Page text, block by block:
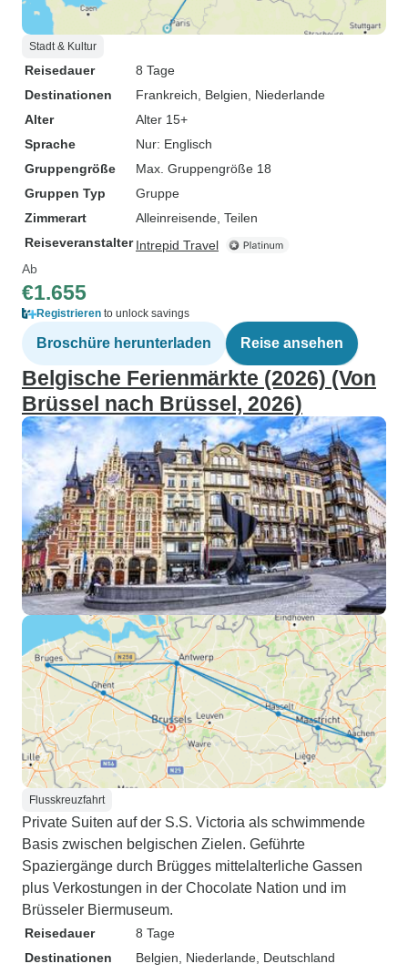
Stadt & Kultur
Reisedauer
8 Tage
Destinationen
Frankreich , Belgien , Niederlande
Alter
Alter 15+
Sprache
Nur: Englisch
Gruppengröße
Max. Gruppengröße 18
Gruppen Typ
Gruppe
Zimmerart
Alleinreisende, Teilen
Reiseveranstalter Intrepid Travel
Ab
€1.655
Registrieren to unlock savings
Broschüre herunterladen Reise ansehen
Belgische Ferienmärkte (2026) (Von
Brüssel nach Brüssel, 2026)
Flusskreuzfahrt
Private Suiten auf der S.S. Victoria als schwimmende
Basis zwischen belgischen Zielen. Geführte
Spaziergänge durch Brügges mittelalterliche Gassen
plus Verkostungen in der Chocolate Nation und im
Brüsseler Biermuseum.
Reisedauer
8 Tage
Destinationen
Belgien , Niederlande , Deutschland